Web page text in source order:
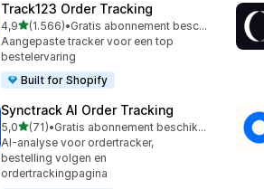
Track123 Order Tracking
4,9van 5 sterren
(1.566)
1566 recensies in totaal
•
Gratis abonnement beschikbaar
Aangepaste tracker voor een top
bestelervaring
Built for Shopify
Synctrack AI Order Tracking
5,0van 5 sterren
(71)
71 recensies in totaal
•
Gratis abonnement beschikbaar
AI-analyse voor ordertracker,
bestelling volgen en
ordertrackingpagina